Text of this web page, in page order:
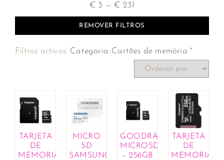
€ 3 — € 231
REMOVER FILTROS
Filtros activos: Categoria: Cartões de memória ×
TARJETA
DE
MEMORIA
MICRO
SD
SAMSUNG
GOODRAM
MICROSD
– 256GB
TARJETA
DE
MEMORIA